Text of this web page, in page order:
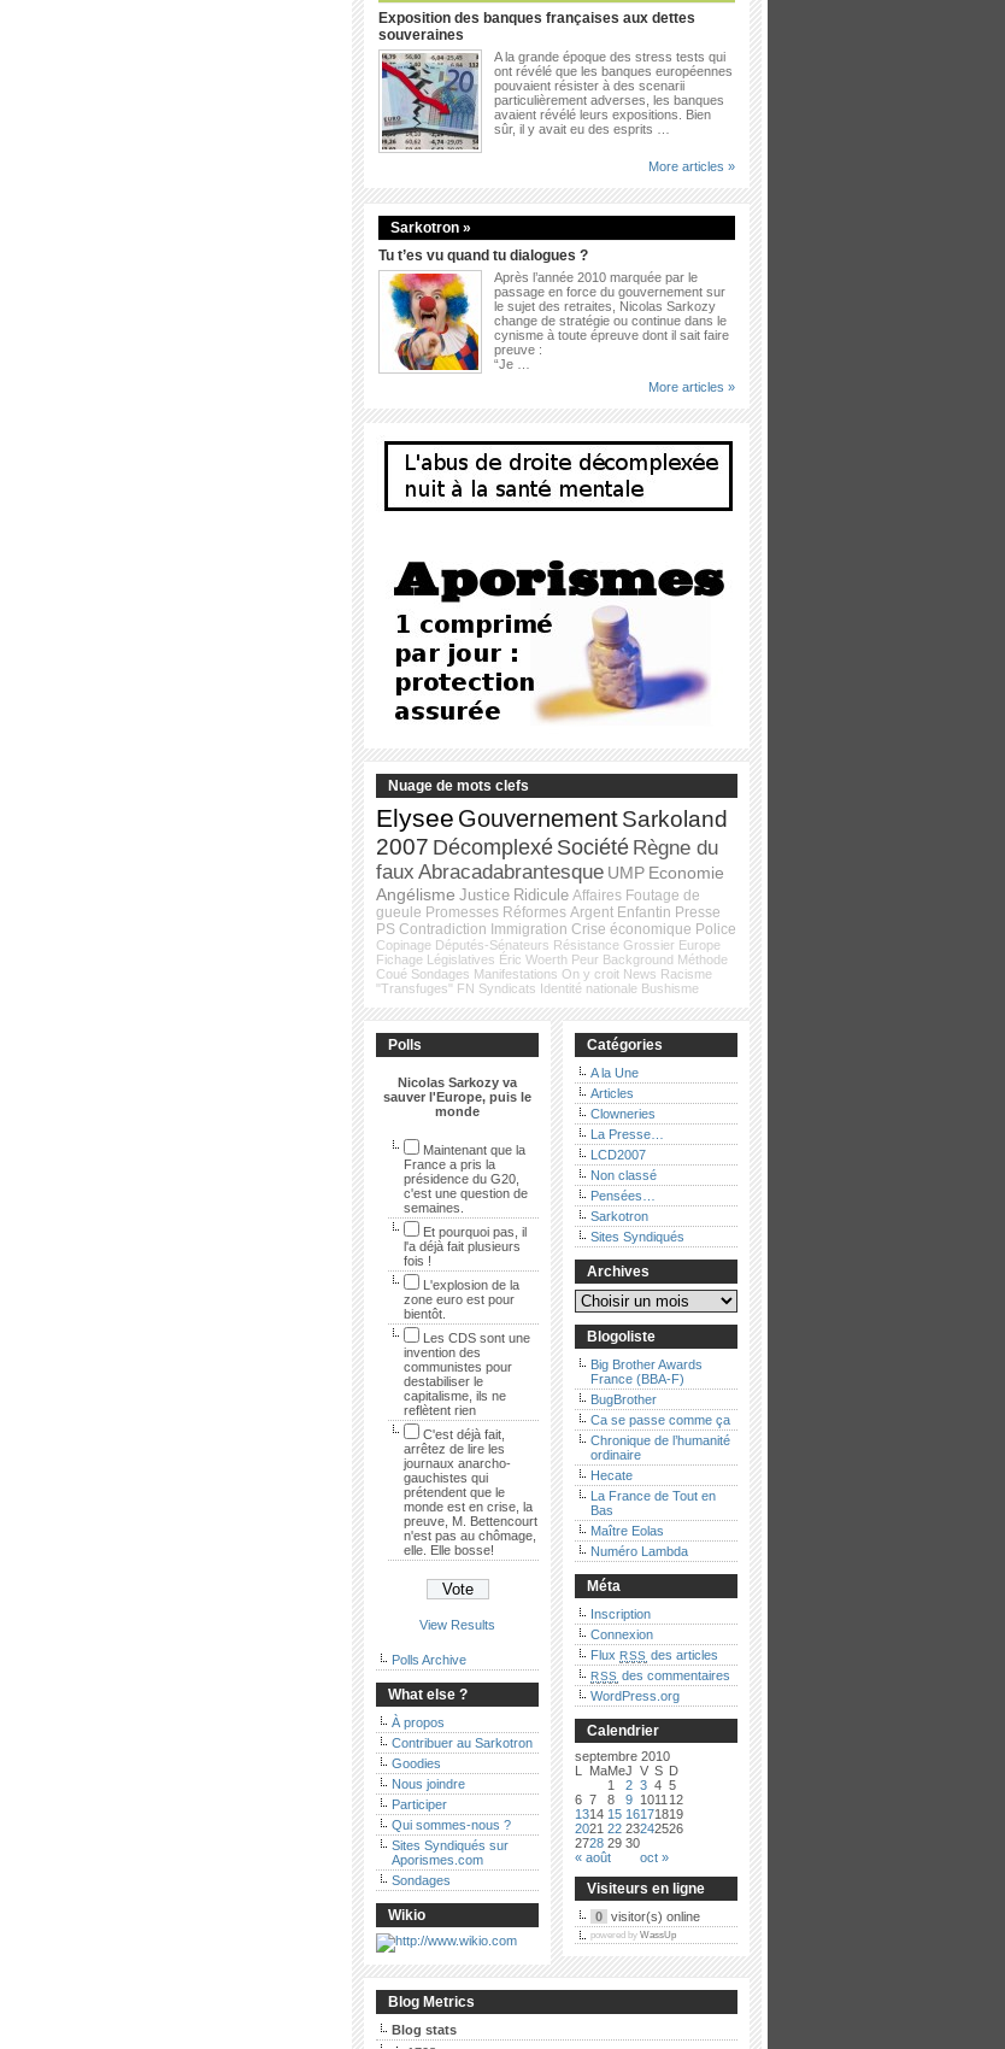
Exposition des banques françaises aux dettes
souveraines
A la grande époque des stress tests qui
ont révélé que les banques européennes
pouvaient résister à des scenarii
particulièrement adverses, les banques
avaient révélé leurs expositions. Bien
sûr, il y avait eu des esprits …
More articles »
Sarkotron »
Tu t’es vu quand tu dialogues ?
Après l’année 2010 marquée par le
passage en force du gouvernement sur
le sujet des retraites, Nicolas Sarkozy
change de stratégie ou continue dans le
cynisme à toute épreuve dont il sait faire
preuve :
“Je …
More articles »
Nuage de mots clefs
Elysee GouvernementSarkoland
2007 Décomplexé Société Règne du
faux Abracadabrantesque UMP Economie
Angélisme Justice Ridicule Affaires Foutage de
gueule Promesses Réformes Argent Enfantin Presse
PS Contradiction Immigration Crise économique Police
Copinage Députés-Sénateurs Résistance Grossier Europe
Fichage Législatives Éric Woerth Peur Background Méthode
Coué Sondages Manifestations On y croit News Racisme
"Transfuges" FN Syndicats Identité nationale Bushisme
Polls
Nicolas Sarkozy va
sauver l'Europe, puis le
monde
Maintenant que la
France a pris la
présidence du G20,
c'est une question de
semaines.
Et pourquoi pas, il
l'a déjà fait plusieurs
fois !
L'explosion de la
zone euro est pour
bientôt.
Les CDS sont une
invention des
communistes pour
destabiliser le
capitalisme, ils ne
reflètent rien
C'est déjà fait,
arrêtez de lire les
journaux anarcho-
gauchistes qui
prétendent que le
monde est en crise, la
preuve, M. Bettencourt
n'est pas au chômage,
elle. Elle bosse!
View Results
Polls Archive
What else ?
À propos
Contribuer au Sarkotron
Goodies
Nous joindre
Participer
Qui sommes-nous ?
Sites Syndiqués sur
Aporismes.com
Sondages
Wikio
Catégories
A la Une
Articles
Clowneries
La Presse…
LCD2007
Non classé
Pensées…
Sarkotron
Sites Syndiqués
Archives
Blogoliste
Big Brother Awards
France (BBA-F)
BugBrother
Ca se passe comme ça
Chronique de l’humanité
ordinaire
Hecate
La France de Tout en
Bas
Maître Eolas
Numéro Lambda
Méta
Inscription
Connexion
Flux RSS des articles
RSS des commentaires
WordPress.org
Calendrier
septembre 2010
L
MaMeJ V S D
« août oct »
1 2 3 4 5
6 7 8 9 1011 12
1314 15 16171819
2021 22 23242526
2728 29 30
Visiteurs en ligne
0 visitor(s) online
powered by WassUp
Blog Metrics
Blog stats